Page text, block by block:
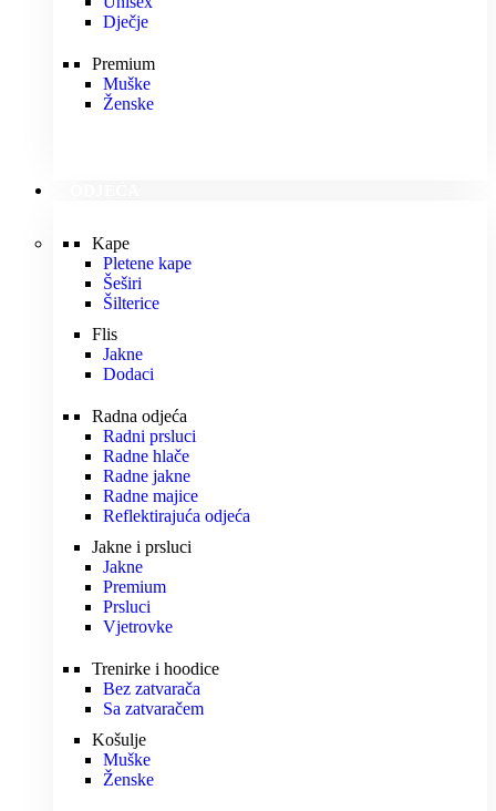
Dječje
Premium
Muške
Ženske
Kape
Pletene kape
Šeširi
Šilterice
Flis
Jakne
Dodaci
Radna odjeća
Radni prsluci
Radne hlače
Radne jakne
Radne majice
Reflektirajuća odjeća
Jakne i prsluci
Jakne
Premium
Prsluci
Vjetrovke
Trenirke i hoodice
Bez zatvarača
Sa zatvaračem
Košulje
Muške
Ženske